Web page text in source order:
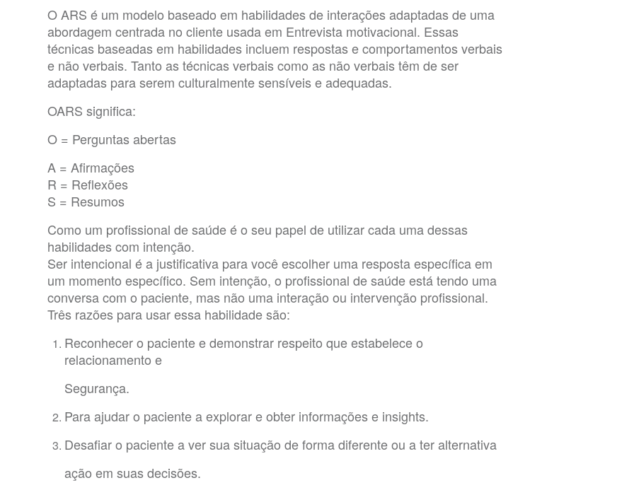
O ARS é um modelo baseado em habilidades de interações adaptadas de uma
abordagem centrada no cliente usada em Entrevista motivacional. Essas
técnicas baseadas em habilidades incluem respostas e comportamentos verbais
e não verbais. Tanto as técnicas verbais como as não verbais têm de ser
adaptadas para serem culturalmente sensíveis e adequadas.
OARS significa:
O = Perguntas abertas
A = Afirmações
R = Reflexões
S = Resumos
Como um profissional de saúde é o seu papel de utilizar cada uma dessas
habilidades com intenção.
Ser intencional é a justificativa para você escolher uma resposta específica em
um momento específico. Sem intenção, o profissional de saúde está tendo uma
conversa com o paciente, mas não uma interação ou intervenção profissional.
Três razões para usar essa habilidade são:
Reconhecer o paciente e demonstrar respeito que estabelece o
relacionamento e
Segurança.
Para ajudar o paciente a explorar e obter informações e insights.
Desafiar o paciente a ver sua situação de forma diferente ou a ter alternativa
ação em suas decisões.